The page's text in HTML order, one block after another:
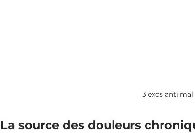
3 exos anti mal
La source des douleurs